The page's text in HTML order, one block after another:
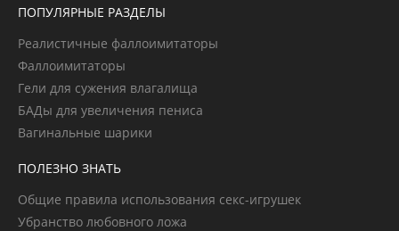
ПОПУЛЯРНЫЕ РАЗДЕЛЫ
Реалистичные фаллоимитаторы
Фаллоимитаторы
Гели для сужения влагалища
БАДы для увеличения пениса
Вагинальные шарики
ПОЛЕЗНО ЗНАТЬ
Общие правила использования секс-игрушек
Убранство любовного ложа